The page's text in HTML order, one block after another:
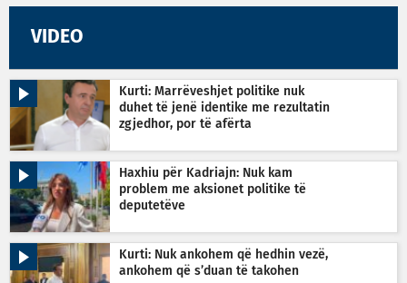
VIDEO
Kurti: Marrëveshjet politike nuk
duhet të jenë identike me rezultatin
zgjedhor, por të afërta
Haxhiu për Kadriajn: Nuk kam
problem me aksionet politike të
deputetëve
Kurti: Nuk ankohem që hedhin vezë,
ankohem që s’duan të takohen